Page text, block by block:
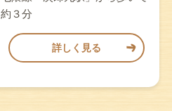
約３分
詳しく見る